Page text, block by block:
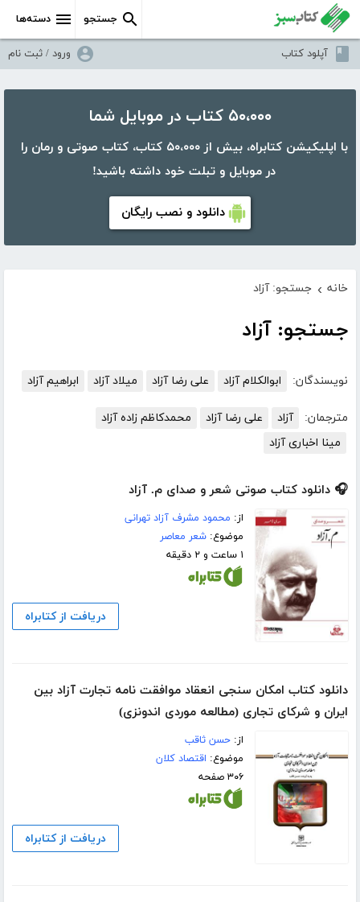
دسته‌ها جستجو
آپلود کتاب ورود / ثبت نام
۵۰،۰۰۰ کتاب در موبایل شما
با اپلیکیشن کتابراه، بیش از ۵۰،۰۰۰ کتاب، کتاب صوتی و رمان را
در موبایل و تبلت خود داشته باشید!
دانلود و نصب رایگان
خانه › جستجو: آزاد
جستجو: آزاد
نویسندگان: ابوالکلام آزاد علی رضا آزاد میلاد آزاد ابراهیم آزاد
مترجمان: آزاد علی رضا آزاد
محمدکاظم زاده آزاد
مینا اخباری آزاد
🎧 دانلود کتاب صوتی شعر و صدای م. آزاد
از: محمود مشرف آزاد تهرانی
موضوع:شعر معاصر
۱ ساعت و ۲ دقیقه
دریافت از کتابراه
دانلود کتاب امکان سنجی انعقاد موافقت نامه تجارت آزاد بین
ایران و شرکای تجاری (مطالعه موردی اندونزی)
از:حسن ثاقب
موضوع: اقتصاد کلان
۳۰۶ صفحه
دریافت از کتابراه